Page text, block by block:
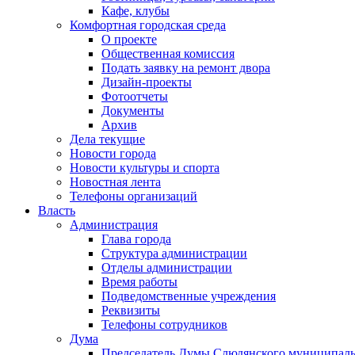
Кафе, клубы
Комфортная городская среда
О проекте
Общественная комиссия
Подать заявку на ремонт двора
Дизайн-проекты
Фотоотчеты
Документы
Архив
Дела текущие
Новости города
Новости культуры и спорта
Новостная лента
Телефоны организаций
Власть
Администрация
Глава города
Структура администрации
Отделы администрации
Время работы
Подведомственные учреждения
Реквизиты
Телефоны сотрудников
Дума